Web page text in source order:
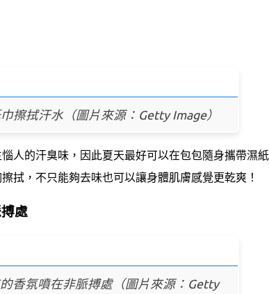
擦拭汗水（圖片來源：Getty Image）
人的汗臭味，因此夏天最好可以在包包隨身攜帶濕
拭，不只能夠去味也可以讓身體肌膚感覺更乾爽！
處
香氛噴在非脈搏處（圖片來源：Getty